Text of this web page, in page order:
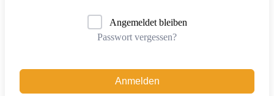
Angemeldet bleiben
Passwort vergessen?
Anmelden